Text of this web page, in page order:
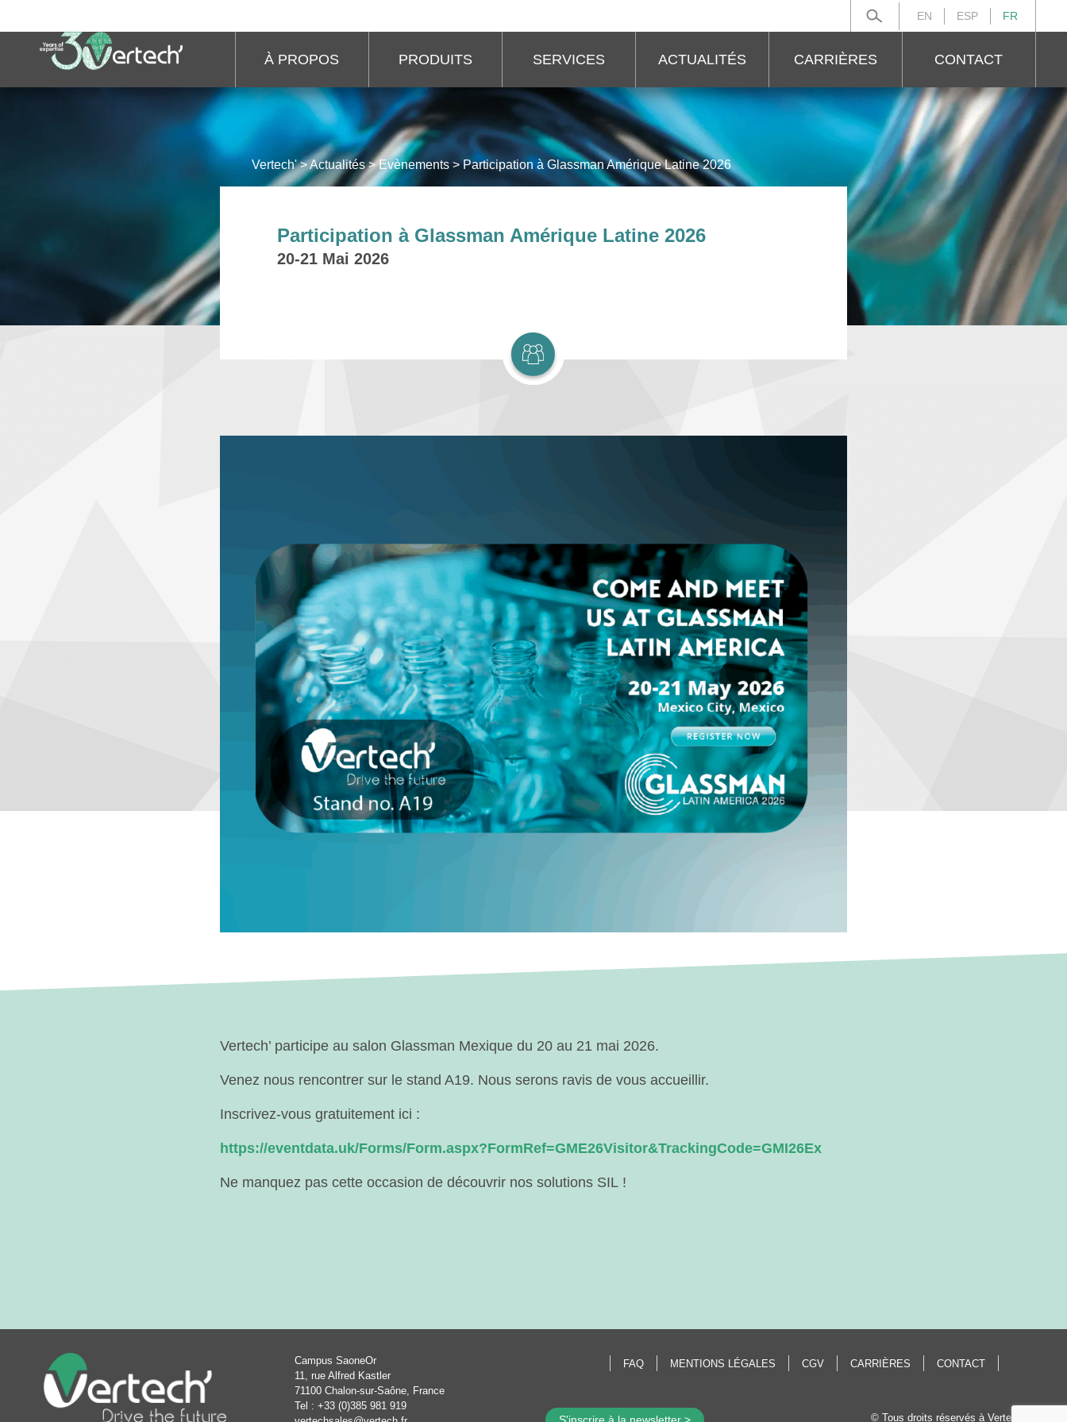
EN ESP FR
À PROPOS PRODUITS SERVICES ACTUALITÉS CARRIÈRES CONTACT
Vertech'>Actualités>Evènements >Participation à Glassman Amérique Latine 2026
Participation à Glassman Amérique Latine 2026
20-21 Mai 2026
Vertech’ participe au salon Glassman Mexique du 20 au 21 mai 2026.
Venez nous rencontrer sur le stand A19. Nous serons ravis de vous accueillir.
Inscrivez-vous gratuitement ici :
https://eventdata.uk/Forms/Form.aspx?FormRef=GME26Visitor&TrackingCode=GMI26Ex
Ne manquez pas cette occasion de découvrir nos solutions SIL !
Campus SaoneOr
11, rue Alfred Kastler
71100 Chalon-sur-Saône, France
Tel : +33 (0)385 981 919
FAQ MENTIONS LÉGALES CGV CARRIÈRES CONTACT
S'inscrire à la newsletter > © Tous droits réservés à Vertech'